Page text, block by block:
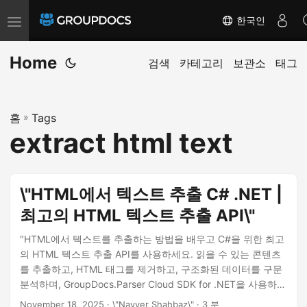
T
o
g
e
n
a
한국인
Home 검색 카테고리 보관소 태그
홈 » Tags
extract html text
\"HTML에서 텍스트 추출 C# .NET |
최고의 HTML 텍스트 추출 API\"
"HTML에서 텍스트를 추출하는 방법을 배우고 C#을 위한 최고
의 HTML 텍스트 추출 API를 사용하세요. 읽을 수 있는 콘텐츠
를 추출하고, HTML 태그를 제거하고, 구조화된 데이터를 구문
분석하며, GroupDocs.Parser Cloud SDK for .NET을 사용하여
콘텐츠 처리를 자동화하세요."
November 18, 2025 · \"Nayyer Shahbaz\" · 3 분